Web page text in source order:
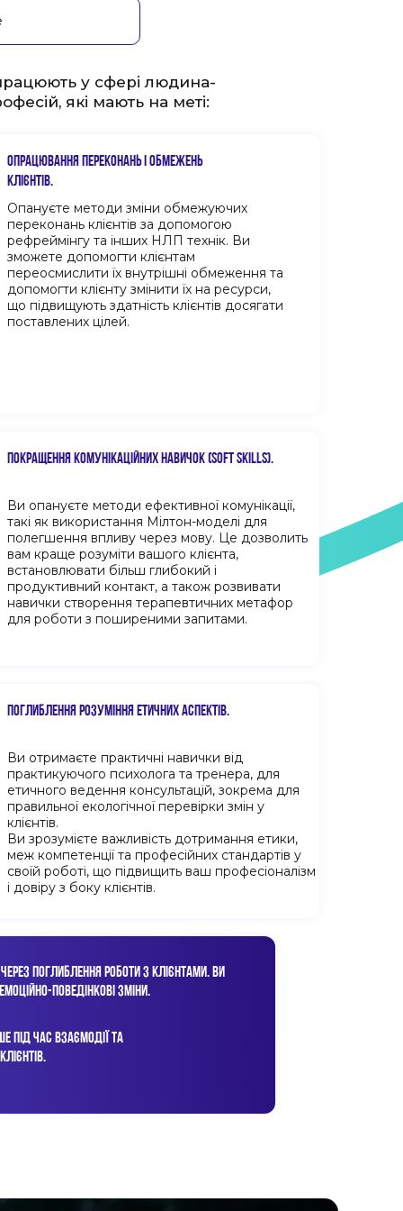
у сфері людина-
які мають на меті:
ОПРАЦЮВАННЯ ПЕРЕКОНАНЬ І ОБМЕЖЕНЬ
КЛІЄНТІВ.
Опануєте методи зміни обмежуючих
переконань клієнтів за допомогою
рефреймінгу та інших НЛП технік. Ви
зможете допомогти клієнтам
переосмислити їх внутрішні обмеження та
допомогти клієнту змінити їх на ресурси,
що підвищують здатність клієнтів досягати
поставлених цілей.
ПОКРАЩЕННЯ КОМУНІКАЦІЙНИХ НАВИЧОК (SOFT SKILLS).
Ви опануєте методи ефективної комунікації,
такі як використання Мілтон-моделі для
полегшення впливу через мову. Це дозволить
вам краще розуміти вашого клієнта,
встановлювати більш глибокий і
продуктивний контакт, а також розвивати
навички створення терапевтичних метафор
для роботи з поширеними запитами.
ПОГЛИБЛЕННЯ РОЗУМІННЯ ЕТИЧНИХ АСПЕКТІВ.
Ви отримаєте практичні навички від
практикуючого психолога та тренера, для
етичного ведення консультацій, зокрема для
правильної екологічної перевірки змін у
клієнтів.
Ви зрозумієте важливість дотримання етики,
меж компетенції та професійних стандартів у
своїй роботі, що підвищить ваш професіоналізм
і довіру з боку клієнтів.
ПОГЛИБЛЕННЯ РОБОТИ З КЛІЄНТАМИ. ВИ
ПОВЕДІНКОВІ ЗМІНИ.
ПІД ЧАС ВЗАЄМОДІЇ ТА